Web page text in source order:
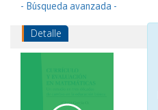
- Búsqueda avanzada -
Detalle